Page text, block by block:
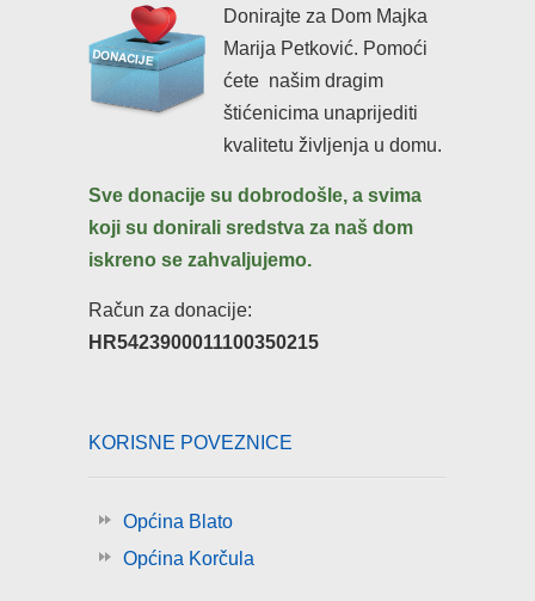
Donirajte za Dom Majka
Marija Petković. Pomoći
ćete našim dragim
štićenicima unaprijediti
kvalitetu življenja u domu.
Sve donacije su dobrodošle, a svima
koji su donirali sredstva za naš dom
iskreno se zahvaljujemo.
Račun za donacije:
HR5423900011100350215
KORISNE POVEZNICE
Općina Blato
Općina Korčula